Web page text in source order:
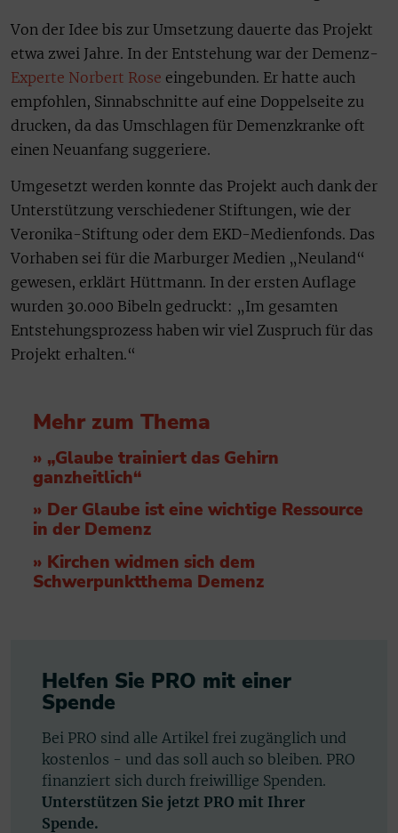
Von der Idee bis zur Umsetzung dauerte das Projekt
etwa zwei Jahre. In der Entstehung war der Demenz-
Experte Norbert Rose eingebunden. Er hatte auch
empfohlen, Sinnabschnitte auf eine Doppelseite zu
drucken, da das Umschlagen für Demenzkranke oft
einen Neuanfang suggeriere.
Umgesetzt werden konnte das Projekt auch dank der
Unterstützung verschiedener Stiftungen, wie der
Veronika-Stiftung oder dem EKD-Medienfonds. Das
Vorhaben sei für die Marburger Medien „Neuland“
gewesen, erklärt Hüttmann. In der ersten Auflage
wurden 30.000 Bibeln gedruckt: „Im gesamten
Entstehungsprozess haben wir viel Zuspruch für das
Projekt erhalten.“
Mehr zum Thema
» „Glaube trainiert das Gehirn
ganzheitlich“
» Der Glaube ist eine wichtige Ressource
in der Demenz
» Kirchen widmen sich dem
Schwerpunktthema Demenz
Helfen Sie PRO mit einer
Spende
Bei PRO sind alle Artikel frei zugänglich und
kostenlos - und das soll auch so bleiben. PRO
finanziert sich durch freiwillige Spenden.
Unterstützen Sie jetzt PRO mit Ihrer
Spende.